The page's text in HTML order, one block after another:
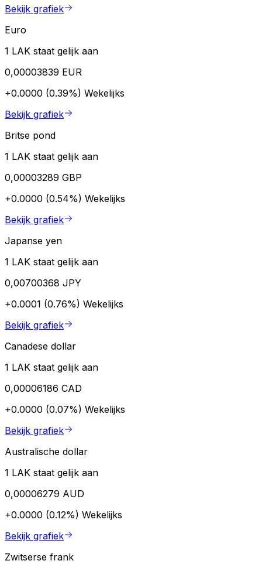
Bekijk grafiek
Euro
1 LAK staat gelijk aan
0,00003839 EUR
+0.0000 (0.39%) Wekelijks
Bekijk grafiek
Britse pond
1 LAK staat gelijk aan
0,00003289 GBP
+0.0000 (0.54%) Wekelijks
Bekijk grafiek
Japanse yen
1 LAK staat gelijk aan
0,00700368 JPY
+0.0001 (0.76%) Wekelijks
Bekijk grafiek
Canadese dollar
1 LAK staat gelijk aan
0,00006186 CAD
+0.0000 (0.07%) Wekelijks
Bekijk grafiek
Australische dollar
1 LAK staat gelijk aan
0,00006279 AUD
+0.0000 (0.12%) Wekelijks
Bekijk grafiek
Zwitserse frank